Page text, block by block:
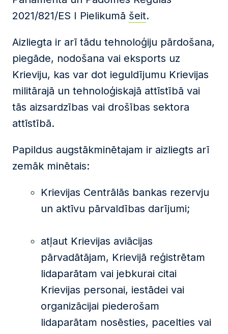
2021/821/ES I Pielikumā šeit.
Aizliegta ir arī tādu tehnoloģiju pārdošana,
piegāde, nodošana vai eksports uz
Krieviju, kas var dot ieguldījumu Krievijas
militārajā un tehnoloģiskajā attīstībā vai
tās aizsardzības vai drošības sektora
attīstībā.
Papildus augstākminētajam ir aizliegts arī
zemāk minētais:
Krievijas Centrālās bankas rezervju
un aktīvu pārvaldības darījumi;
atļaut Krievijas aviācijas
pārvadātājam, Krievijā reģistrētam
lidaparātam vai jebkurai citai
Krievijas personai, iestādei vai
organizācijai piederošam
lidaparātam nosēsties, pacelties vai